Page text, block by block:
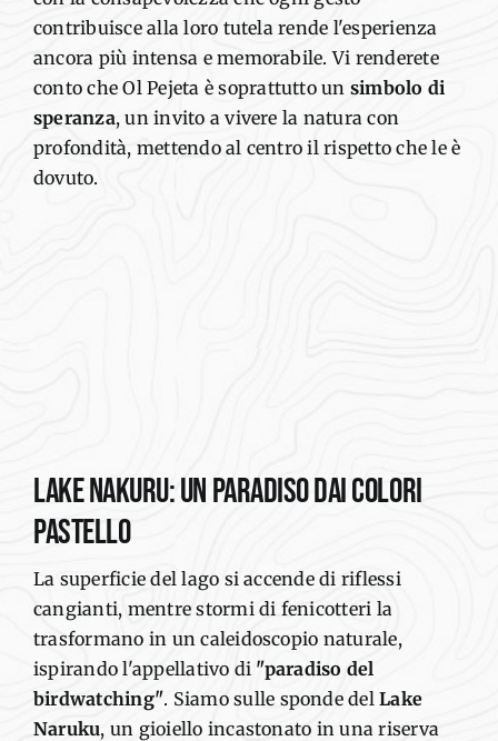
contribuisce alla loro tutela rende l'esperienza
ancora più intensa e memorabile.Vi renderete
conto cheOl Pejeta è soprattuttoun simbolo di
speranza, un invito a vivere la natura con
profondità, mettendo al centro il rispetto che le è
dovuto.
Lake Nakuru: un paradiso dai colori
pastello
La superficie del lago si accende di riflessi
cangianti, mentre stormi di fenicotteri la
trasformano in un caleidoscopio naturale,
ispirando l'appellativo di "paradiso del
birdwatching". Siamo sulle sponde delLake
Naruku, un gioiello incastonato in una riserva